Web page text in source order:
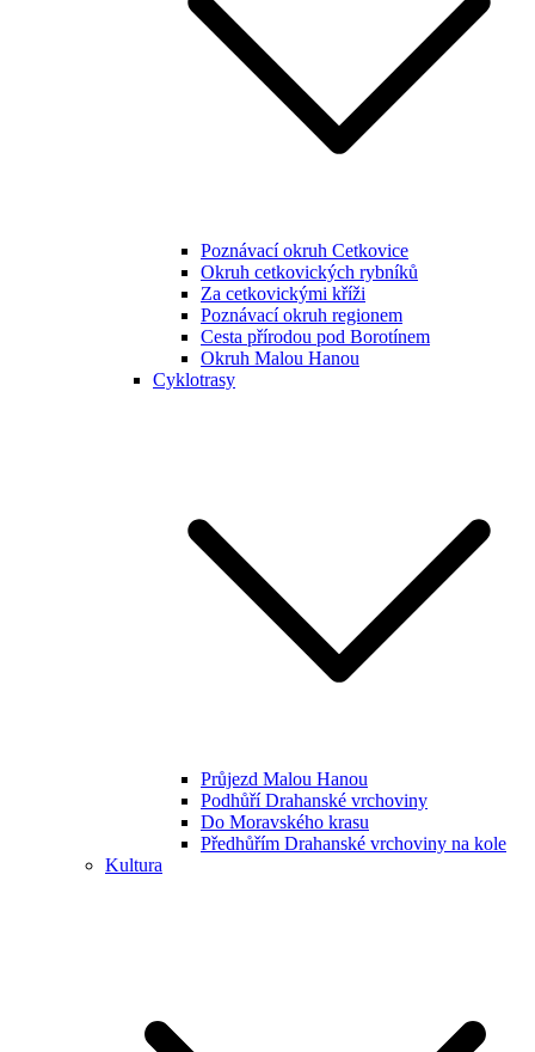
Poznávací okruh Cetkovice
Okruh cetkovických rybníků
Za cetkovickými kříži
Poznávací okruh regionem
Cesta přírodou pod Borotínem
Okruh Malou Hanou
Cyklotrasy
Průjezd Malou Hanou
Podhůří Drahanské vrchoviny
Do Moravského krasu
Předhůřím Drahanské vrchoviny na kole
Kultura